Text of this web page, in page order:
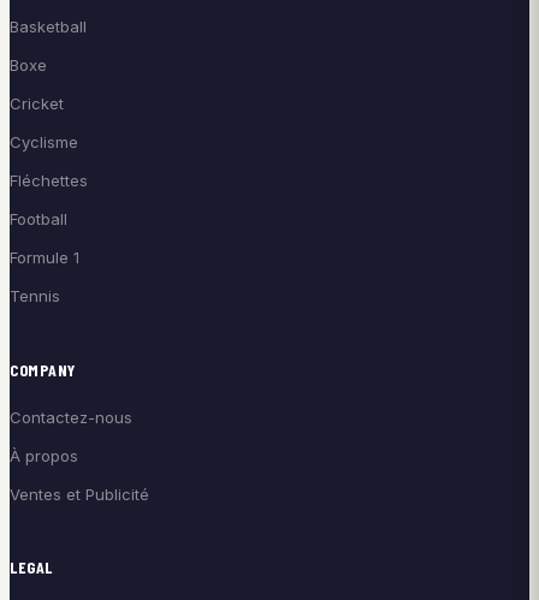
Basketball
Boxe
Cricket
Cyclisme
Fléchettes
Football
Formule 1
Tennis
COMPANY
Contactez-nous
À propos
Ventes et Publicité
LEGAL